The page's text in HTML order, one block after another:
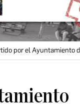
por el Ayuntamiento